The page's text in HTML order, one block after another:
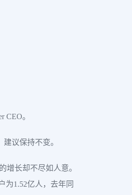
CEO。
议保持不变。
增长却不尽如人意。
为1.52亿人，去年同